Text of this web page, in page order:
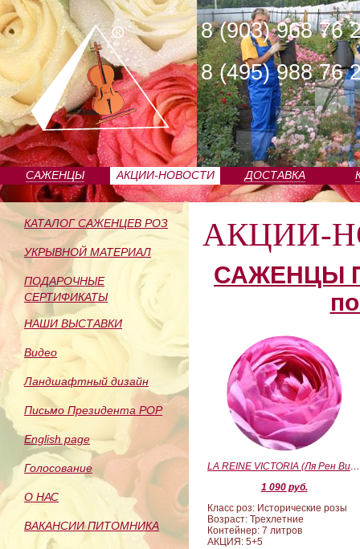
8 (903) 968 76
8 (495) 988 76
САЖЕНЦЫ
ПИТОМНИКА
АКЦИИ-НОВОСТИ ДОСТАВКА
КАТАЛОГ САЖЕНЦЕВ РОЗ
УКРЫВНОЙ МАТЕРИАЛ
ПОДАРОЧНЫЕ
СЕРТИФИКАТЫ
НАШИ ВЫСТАВКИ
Видео
Ландшафтный дизайн
Письмо Президента РОР
English page
Голосование
О НАС
ВАКАНСИИ ПИТОМНИКА
АКЦИИ-
САЖЕНЦЫ
LA REINE VICTORIA (Ля Рен Виктория)
1 090 руб.
Класс роз: Исторические розы
Возраст: Трехлетние
Контейнер: 7 литров
АКЦИЯ: 5+5